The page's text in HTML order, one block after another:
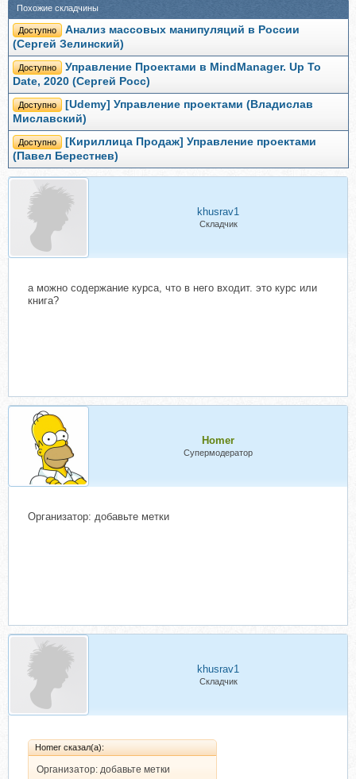
Похожие складчины
Доступно
Анализ массовых манипуляций в России
(Сергей Зелинский)
Доступно
Управление Проектами в MindManager. Up To
Date, 2020 (Сергей Росс)
Доступно
[Udemy] Управление проектами (Владислав
Миславский)
Доступно
[Кириллица Продаж] Управление проектами
(Павел Берестнев)
khusrav1
Складчик
а можно содержание курса, что в него входит. это курс или
книга?
Homer
Супермодератор
Организатор: добавьте метки
khusrav1
Складчик
Homer сказал(а):
Организатор: добавьте метки